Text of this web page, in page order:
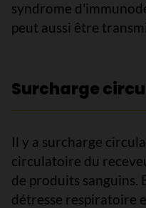
syndrome
peut aussi être
Surcharge
Il y a surcharge
circulatoire du
de produits sanguins.
détresse respiratoire